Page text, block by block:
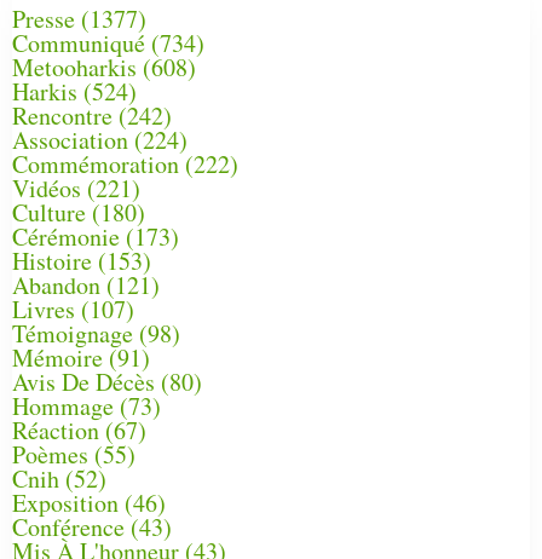
Presse (1377)
Communiqué (734)
Metooharkis (608)
Harkis (524)
Rencontre (242)
Association (224)
Commémoration(222)
Vidéos (221)
Culture(180)
Cérémonie (173)
Histoire (153)
Abandon(121)
Livres (107)
Témoignage (98)
Mémoire (91)
Avis De Décès (80)
Hommage (73)
Réaction(67)
Poèmes (55)
Cnih (52)
Exposition (46)
Conférence(43)
Mis À L'honneur (43)